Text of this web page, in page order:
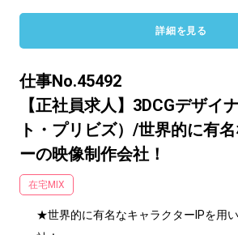
詳細を見る
仕事No.45492
【正社員求人】3DCGデザイ
ト・プリビズ）/世界的に有
ーの映像制作会社！
在宅MIX
★世界的に有名なキャラクターIPを用